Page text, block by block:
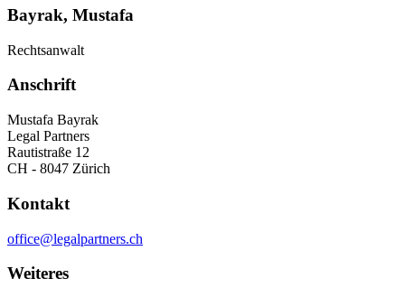
Bayrak, Mustafa
Rechtsanwalt
Anschrift
Mustafa Bayrak
Legal Partners
Rautistraße 12
CH - 8047 Zürich
Kontakt
office@legalpartners.ch
Weiteres